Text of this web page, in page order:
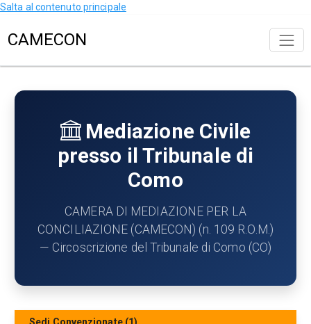
Salta al contenuto principale
CAMECON
Mediazione Civile
presso il Tribunale di
Como
CAMERA DI MEDIAZIONE PER LA
CONCILIAZIONE (CAMECON) (n. 109 R.O.M.)
— Circoscrizione del Tribunale di Como (CO)
Sedi Convenzionate (1)